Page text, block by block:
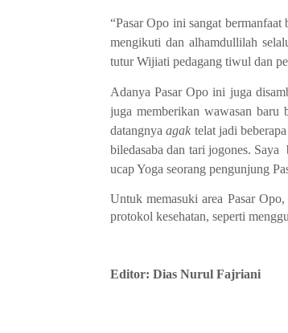
“Pasar Opo ini sangat
mengikuti dan alhamdullilah
tutur Wijiati pedagang tiwul dan
Adanya Pasar Opo ini juga
juga memberikan wawasan baru
datangnyaagak telat jadi beberapa
biledasaba dan tari jogones.
ucap Yoga seorang pengunjung
Untuk memasuki area Pasar
protokol kesehatan, seperti
Editor: Dias Nurul Fajriani